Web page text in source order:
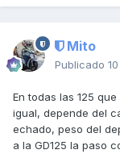
Mito
Publicado
En todas las 125
igual, depende del
echado, peso del
a la GD125 la paso